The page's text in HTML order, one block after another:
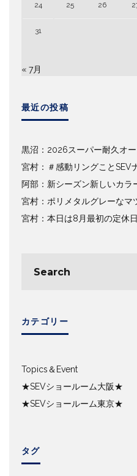
24 25 26
31
« 7月
最近の投稿
黒沼：2026スーパー耐久オ
宮村：＃感動リングことSEV
阿部：新シーズン新しいカラ
宮村：ポリメタルグレーなマ
宮村：本日は8月最初の定休日
カテゴリー
Topics＆Event
★SEVショールーム大阪★
★SEVショールーム東京★
タグ